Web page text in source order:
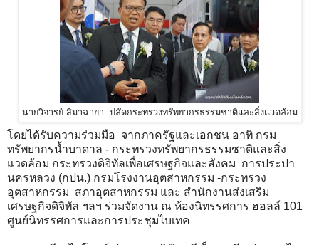
นายวิจารย์ สิมาฉายา ปลัดกระทรวงทรัพยากรธรรมชาติและสิ่งแวดล้อม
โดยได้รับความร่วมมือ จากภาครัฐและเอกชน อาทิ กรม
ทรัพยากรน้ำบาดาล - กระทรวงทรัพยากรธรรมชาติและสิ่ง
แวดล้อม กระทรวงดิจิทัลเพื่อเศรษฐกิจและสังคม การประปา
นครหลวง (กปน.) กรมโรงงานอุตสาหกรรม -กระทรวง
อุตสาหกรรม สภาอุตสาหกรรม และ สำนักงานส่งเสริม
เศรษฐกิจดิจิทัล ฯลฯ ร่วมจัดงาน ณ ห้องนิทรรศการ ฮอลล์ 101
ศูนย์นิทรรศการและการประชุมไบเทค